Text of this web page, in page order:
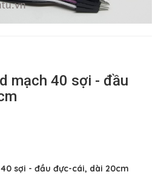
mạch 40 sợi - đầu
sợi - đầu đực-cái, dài 20cm